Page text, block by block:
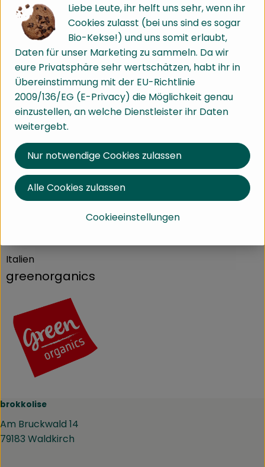
Produktinformationen
Zutaten
Nährwert-Info
Produktdatenblatt
Italien
greenorganics
brokkolise
Am Bruckwald 14
79183 Waldkirch
Liebe Leute, ihr helft uns sehr, wenn ihr
Cookies zulasst (bei uns sind es sogar
Bio-Kekse!) und uns somit erlaubt,
Daten für unser Marketing zu sammeln. Da wir
eure Privatsphäre sehr wertschätzen, habt ihr in
Übereinstimmung mit der EU-Richtlinie
2009/136/EG (E-Privacy) die Möglichkeit genau
einzustellen, an welche Dienstleister ihr Daten
weitergebt.
Cookieeinstellungen
Nur notwendige Cookies zulassen
Alle Cookies zulassen